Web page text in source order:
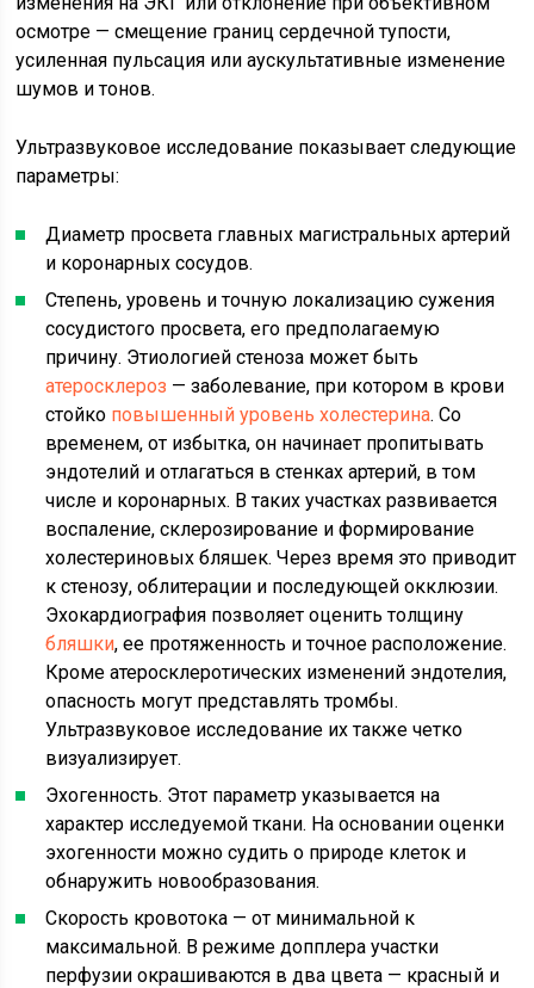
осмотре — смещение границ сердечной тупости,
усиленная пульсация или аускультативные изменение
шумов и тонов.
Ультразвуковое исследование показывает следующие
параметры:
Диаметр просвета главных магистральных артерий
и коронарных сосудов.
Степень, уровень и точную локализацию сужения
сосудистого просвета, его предполагаемую
причину. Этиологией стеноза может быть
атеросклероз — заболевание, при котором в крови
стойко повышенный уровень холестерина. Со
временем, от избытка, он начинает пропитывать
эндотелий и отлагаться в стенках артерий, в том
числе и коронарных. В таких участках развивается
воспаление, склерозирование и формирование
холестериновых бляшек. Через время это приводит
к стенозу, облитерации и последующей окклюзии.
Эхокардиография позволяет оценить толщину
бляшки, ее протяженность и точное расположение.
Кроме атеросклеротических изменений эндотелия,
опасность могут представлять тромбы.
Ультразвуковое исследование их также четко
визуализирует.
Эхогенность. Этот параметр указывается на
характер исследуемой ткани. На основании оценки
эхогенности можно судить о природе клеток и
обнаружить новообразования.
Скорость кровотока — от минимальной к
максимальной. В режиме допплера участки
перфузии окрашиваются в два цвета — красный и